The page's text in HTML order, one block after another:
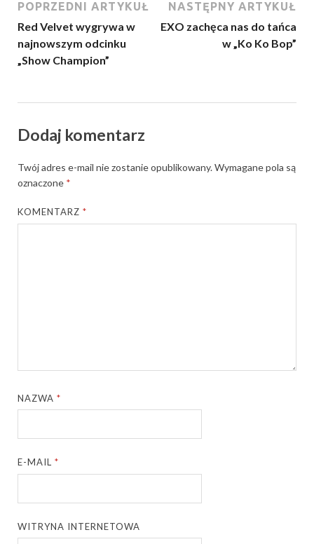
POPRZEDNI ARTYKUŁ
Red Velvet wygrywa w
najnowszym odcinku
„Show Champion”
NASTĘPNY ARTYKUŁ
EXO zachęca nas do tańca
w „Ko Ko Bop”
Dodaj komentarz
Twój adres e-mail nie zostanie opublikowany.Wymagane pola są
oznaczone *
KOMENTARZ*
NAZWA*
E-MAIL*
WITRYNA INTERNETOWA